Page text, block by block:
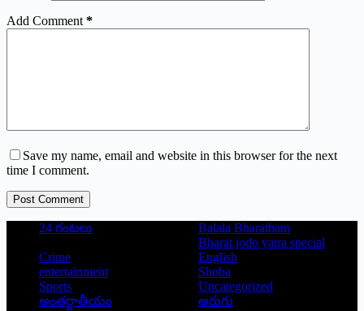
Add Comment *
Save my name, email and website in this browser for the next
time I comment.
Post Comment
24 గంటలు
Balala Bharatham
Bharat jodo yatra special
Crime
English
entertainment
Shoba
Sports
Uncategorized
అంతర్జాతీయం
అరుగు